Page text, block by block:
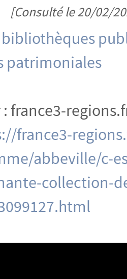
[Consulté le 20/02/
bibliothèques
patrimoniales
: france3-
france3-
abbeville/c-
collection-